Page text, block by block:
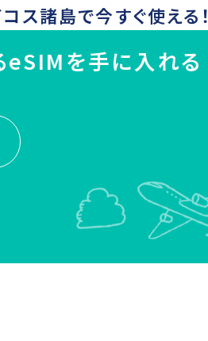
コス諸島で今すぐ使える！
eSIMを手に入れる